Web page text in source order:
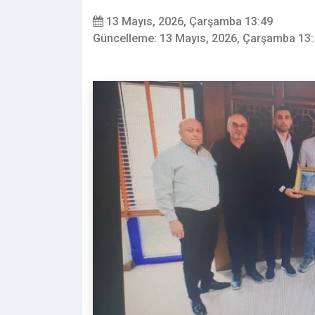
13 Mayıs, 2026, Çarşamba 13:49
Güncelleme: 13 Mayıs, 2026, Çarşamba